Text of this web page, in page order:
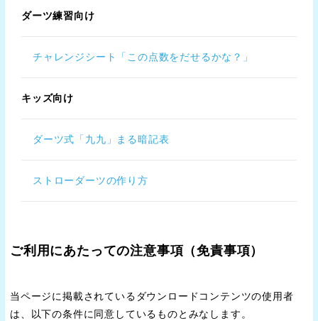
ダーツ練習向け
チャレンジシート「この点数をだせるかな？」
キッズ向け
ダーツ式「九九」まる暗記表
ストローダーツの作り方
ご利用にあたっての注意事項（免責事項）
当ページに掲載されているダウンロードコンテンツの使用者
は、以下の条件に同意しているものとみなします。